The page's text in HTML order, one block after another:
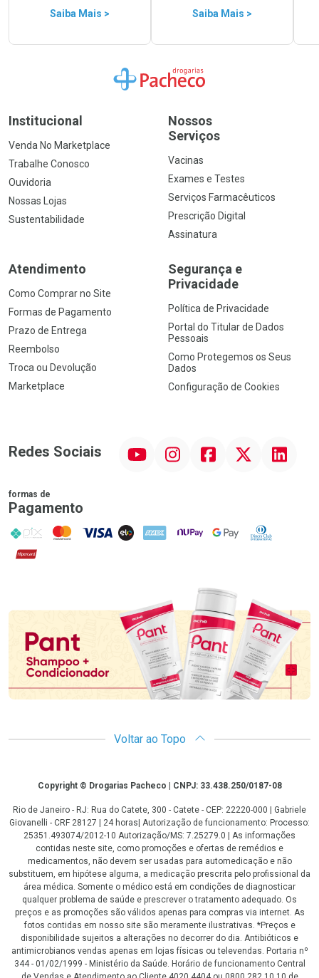
Saiba Mais > Saiba Mais >
Ir para a Home
Institucional
Venda No Marketplace
Trabalhe Conosco
Ouvidoria
Nossas Lojas
Sustentabilidade
Nossos
Serviços
Vacinas
Exames e Testes
Serviços Farmacêuticos
Prescrição Digital
Assinatura
Atendimento
Como Comprar no Site
Formas de Pagamento
Prazo de Entrega
Reembolso
Troca ou Devolução
Marketplace
Segurança e
Privacidade
Política de Privacidade
Portal do Titular de Dados
Pessoais
Como Protegemos os Seus
Dados
Configuração de Cookies
Redes Sociais InstagramFacebook Linkedin
formas de
Pagamento
PIX MasterCard
VISA ELO AMEX NuPay Google PayDiners Club
Hipercard
Promoção em Destaque
Voltar ao Topo
CopyrightCopyright © Drogarias Pacheco | CNPJ: 33.438.250/0187-08
Rio de Janeiro - RJ: Rua do Catete, 300 - Catete - CEP: 22220-000 | Gabriele
Giovanelli - CRF 28127 | 24 horas| Autorização de funcionamento: Processo:
25351.493074/2012-10 Autorização/MS: 7.25279.0 | As informações
contidas neste site, como promoções e ofertas de remédios e
medicamentos, não devem ser usadas para automedicação e não
substituem, em hipótese alguma, a medicação prescrita pelo profissional da
área médica. Somente o médico está em condições de diagnosticar
qualquer problema de saúde e prescrever o tratamento adequado. Os
preços e as promoções são válidos apenas para compras via internet. As
fotos contidas em nosso site são meramente ilustrativas. *Preços e
disponibilidade sujeitos a alterações no decorrer do dia. Antibióticos e
antimicrobianos vendas apenas em lojas físicas ou televendas. Portaria nº
344 - 01/02/1999 - Ministério da Saúde. Horário de funcionamento Central